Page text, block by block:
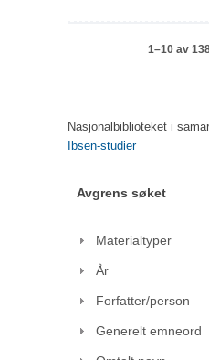
1–10 av
Nasjonalbiblioteket i
Ibsen-studier
Avgrens søket
Materialtyper
År
Forfatter/person
Generelt emneord